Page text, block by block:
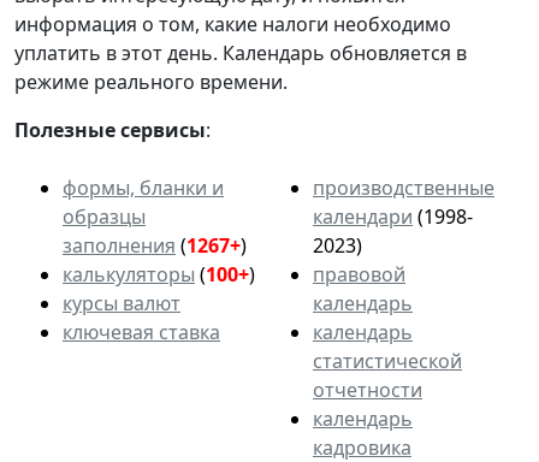
информация о том, какие налоги необходимо
уплатить в этот день. Календарь обновляется в
режиме реального времени.
Полезные сервисы:
формы, бланки и
образцы
заполнения (1267+)
калькуляторы (100+)
курсы валют
ключевая ставка
производственные
календари (1998-
2023)
правовой
календарь
календарь
статистической
отчетности
календарь
кадровика